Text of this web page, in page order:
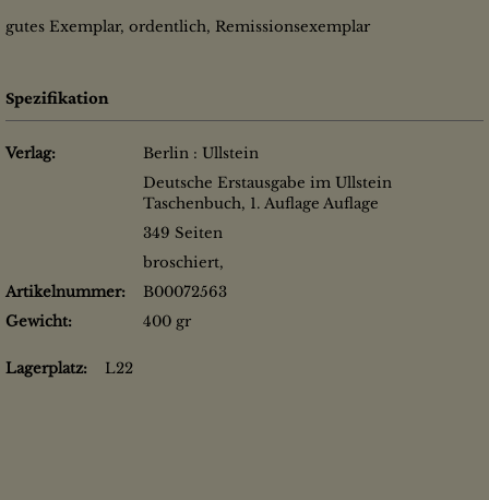
gutes Exemplar, ordentlich, Remissionsexemplar
Spezifikation
Verlag:
Berlin : Ullstein
Deutsche Erstausgabe im Ullstein
Taschenbuch, 1. Auflage Auflage
349 Seiten
broschiert,
Artikelnummer:
B00072563
Gewicht:
400 gr
Lagerplatz: L22